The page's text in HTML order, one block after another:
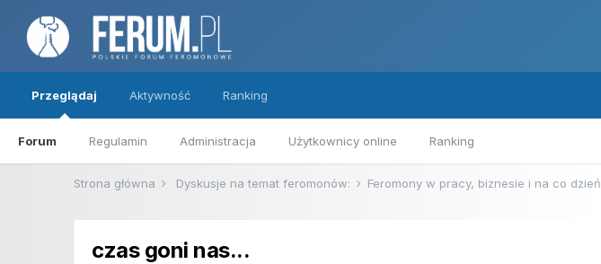
Przeglądaj
Forum Regulamin Administracja Użytkownicy online Ranking
Aktywność Ranking
Strona główna Dyskusje na temat feromonów: Feromony w pracy, biznesie i na co dzień
czas goni nas...